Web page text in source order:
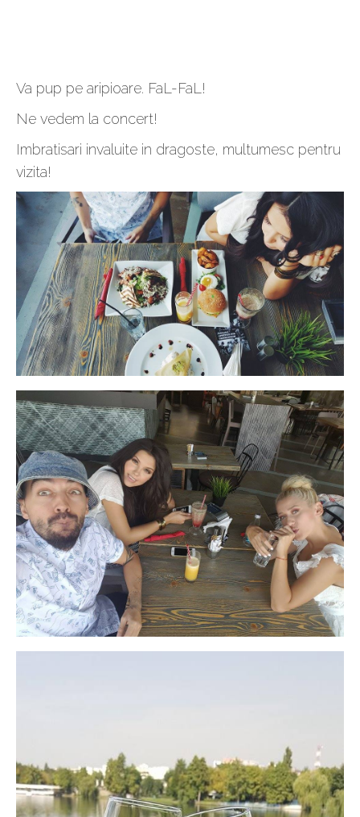
Va pup pe aripioare. FaL-FaL!
Ne vedem la concert!
Imbratisari invaluite in dragoste, multumesc pentru
vizita!